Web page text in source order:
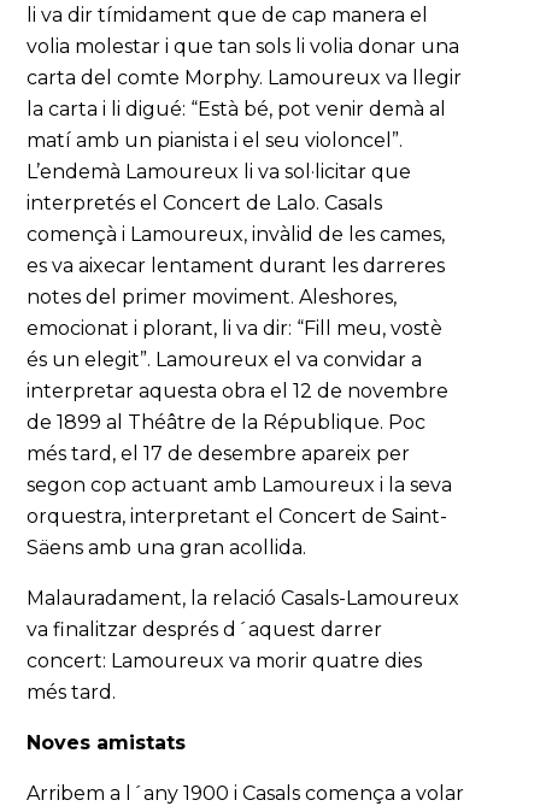
li va dir tímidament que de cap manera el
volia molestar i que tan sols li volia donar una
carta del comte Morphy. Lamoureux va llegir
la carta i li digué: “Està bé, pot venir demà al
matí amb un pianista i el seu violoncel”.
L’endemà Lamoureux li va sol·licitar que
interpretés el Concert de Lalo. Casals
començà i Lamoureux, invàlid de les cames,
es va aixecar lentament durant les darreres
notes del primer moviment. Aleshores,
emocionat i plorant, li va dir: “Fill meu, vostè
és un elegit”. Lamoureux el va convidar a
interpretar aquesta obra el 12 de novembre
de 1899 al Théâtre de la République. Poc
més tard, el 17 de desembre apareix per
segon cop actuant amb Lamoureux i la seva
orquestra, interpretant el Concert de Saint-
Säens amb una gran acollida.
Malauradament, la relació Casals-Lamoureux
va finalitzar després d´aquest darrer
concert: Lamoureux va morir quatre dies
més tard.
Noves amistats
Arribem a l´any 1900 i Casals comença a volar